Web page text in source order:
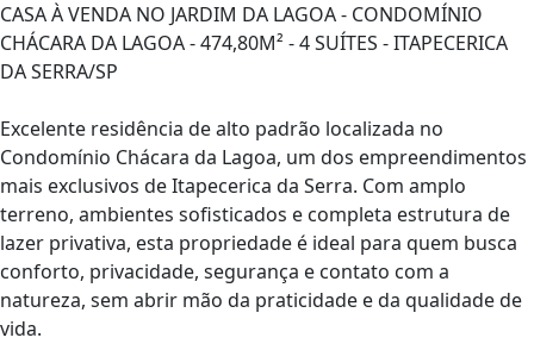
CASA À VENDA NO JARDIM DA LAGOA - CONDOMÍNIO
CHÁCARA DA LAGOA - 474,80M² - 4 SUÍTES - ITAPECERICA
DA SERRA/SP
Excelente residência de alto padrão localizada no
Condomínio Chácara da Lagoa, um dos empreendimentos
mais exclusivos de Itapecerica da Serra. Com amplo
terreno, ambientes sofisticados e completa estrutura de
lazer privativa, esta propriedade é ideal para quem busca
conforto, privacidade, segurança e contato com a
natureza, sem abrir mão da praticidade e da qualidade de
vida.